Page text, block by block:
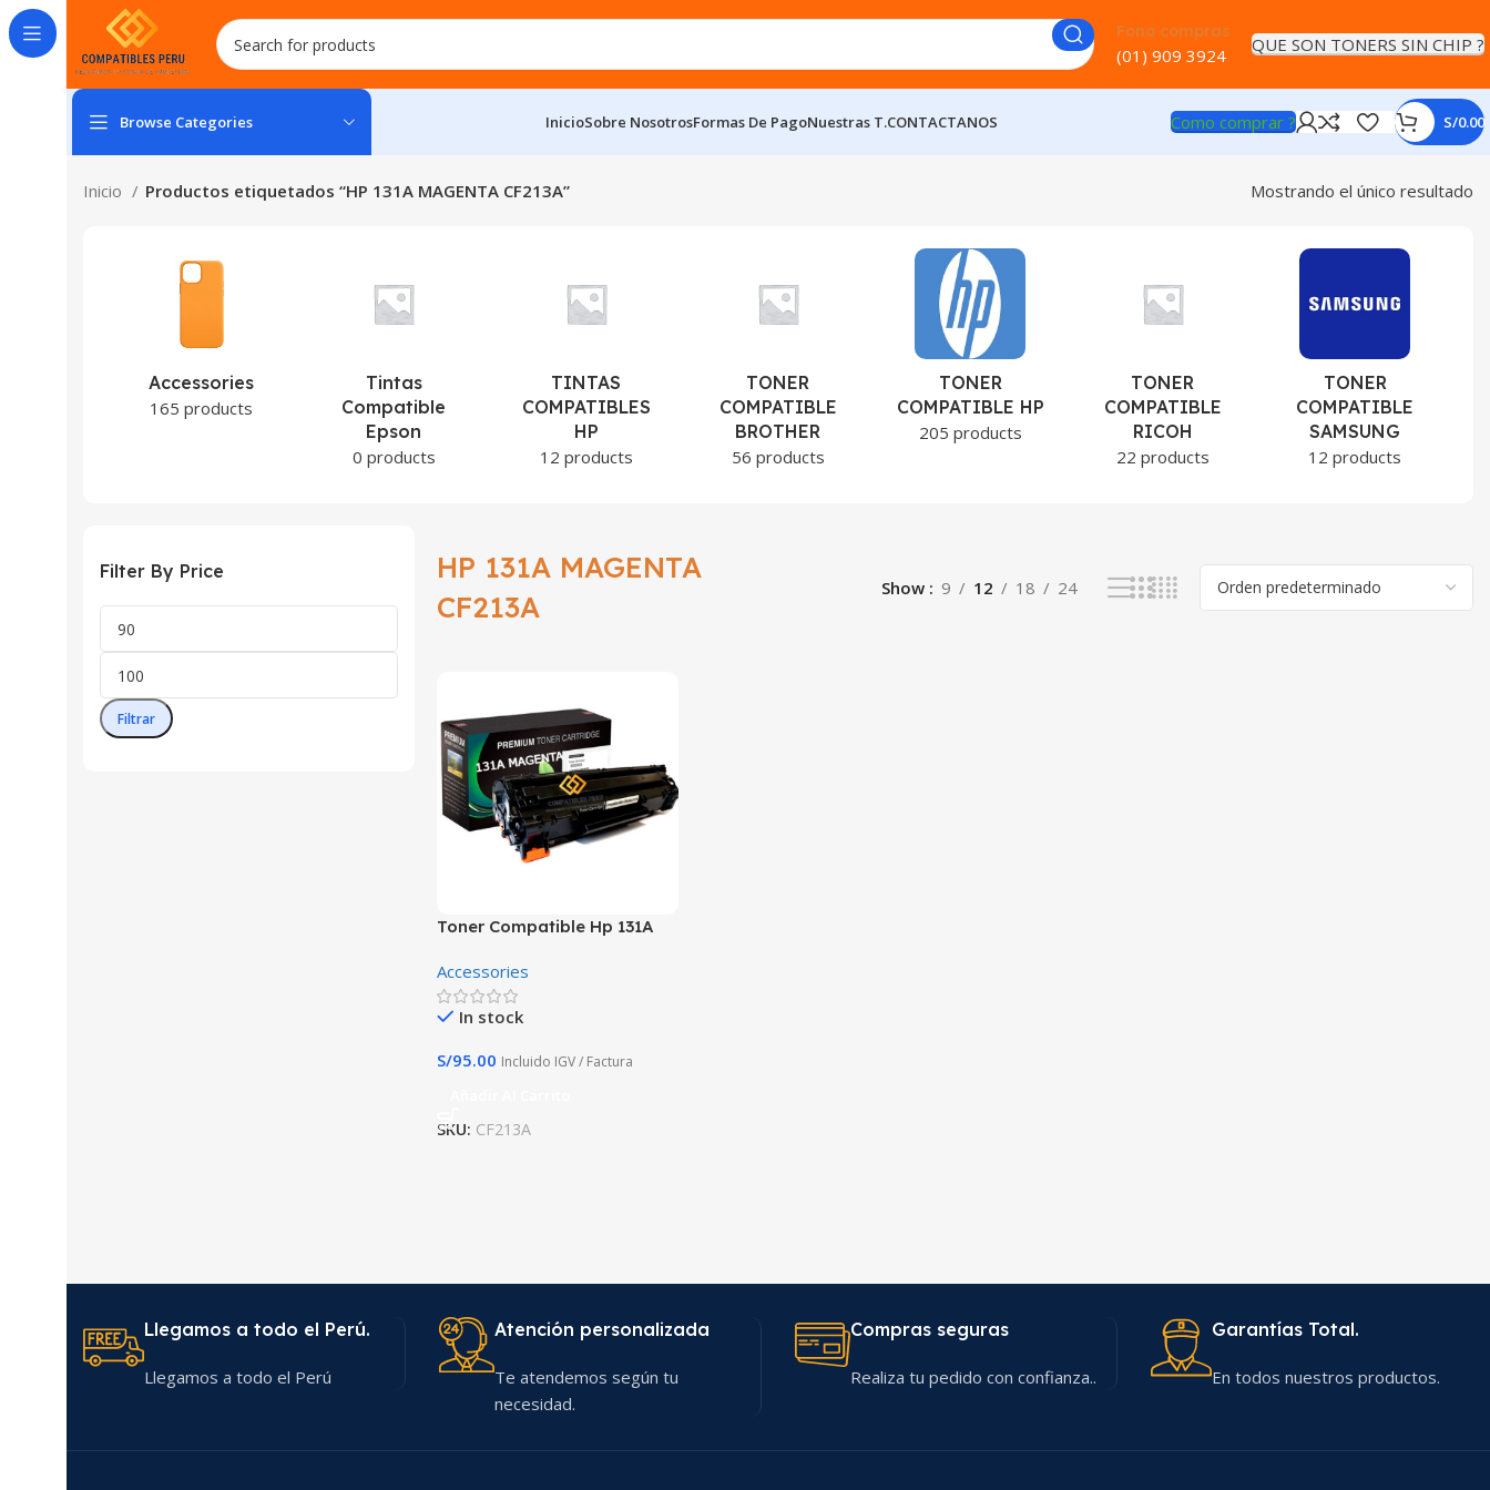
Fono compras
(01) 909 3924 QUE SON TONERS SIN CHIP ?
Browse Categories InicioSobre NosotrosFormas De PagoNuestras T.CONTACTANOS Como comprar ? S/0.00
Inicio Productos etiquetados “HP 131A MAGENTA CF213A” Mostrando el único resultado
Accessories
165 products
Tintas
Compatible
Epson
0 products
TINTAS
COMPATIBLES
HP
12 products
TONER
COMPATIBLE
BROTHER
56 products
TONER
COMPATIBLE HP
205 products
TONER
COMPATIBLE
RICOH
22 products
TONER
COMPATIBLE
SAMSUNG
12 products
Filter By Price
Filtrar
HP 131A MAGENTA
CF213A
Show 9 12 18 24
Toner Compatible Hp 131A
M276
Accessories
In stock
S/95.00 Incluido IGV / Factura
SKU: CF213A
Llegamos a todo el Perú.
Llegamos a todo el Perú
Atención personalizada
Te atendemos según tu
necesidad.
Compras seguras
Realiza tu pedido con confianza..
Garantías Total.
En todos nuestros productos.